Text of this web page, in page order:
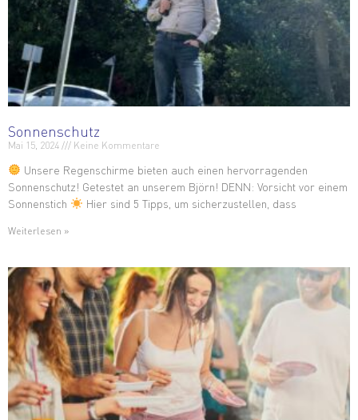
Sonnenschutz
Mai 15, 2024 Keine Kommentare
Unsere Regenschirme bieten auch einen hervorragenden
Sonnenschutz! Getestet an unserem Björn! DENN: Vorsicht vor einem
Sonnenstich
Hier sind 5 Tipps, um sicherzustellen, dass
Weiterlesen »